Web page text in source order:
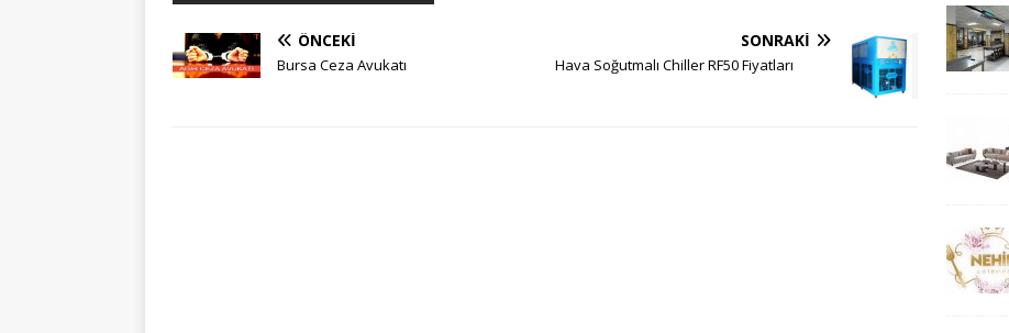
ÖNCEKI
Bursa Ceza Avukatı
SONRAKI
Hava Soğutmalı Chiller RF50 Fiyatları